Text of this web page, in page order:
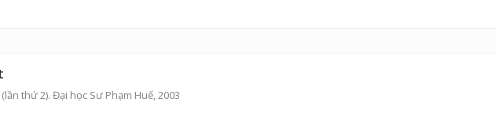
thứ 2). Đại học Sư Phạm Huế, 2003